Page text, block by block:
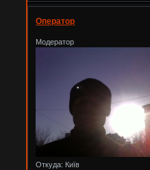
Оператор
Модератор
Откуда: Київ